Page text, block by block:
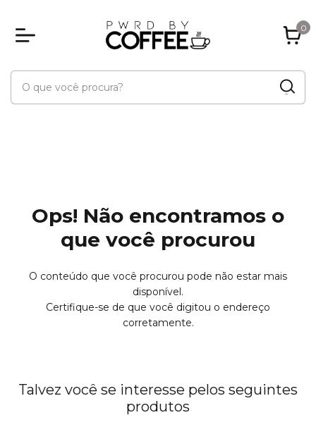
0
Ops! Não encontramos o
que você procurou
O conteúdo que você procurou pode não estar mais
disponível.
Certifique-se de que você digitou o endereço
corretamente.
Talvez você se interesse pelos seguintes
produtos